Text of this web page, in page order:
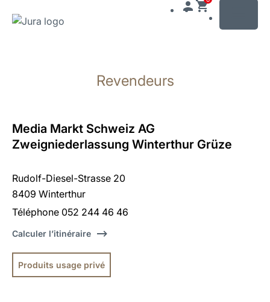
recherche
Revendeurs
Media Markt Schweiz AG
Zweigniederlassung Winterthur Grüze
Rudolf-Diesel-Strasse 20
8409 Winterthur
Téléphone 052 244 46 46
Calculer l’itinéraire
Produits usage privé